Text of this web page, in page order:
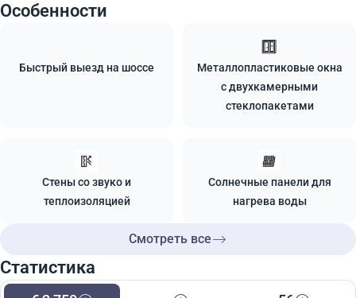
Особенности
Быстрый выезд на шоссе
Металлопластиковые окна
с двухкамерными
стеклопакетами
Стены со звуко и
теплоизоляцией
Солнечные панели для
нагрева воды
Смотреть все
Статистика